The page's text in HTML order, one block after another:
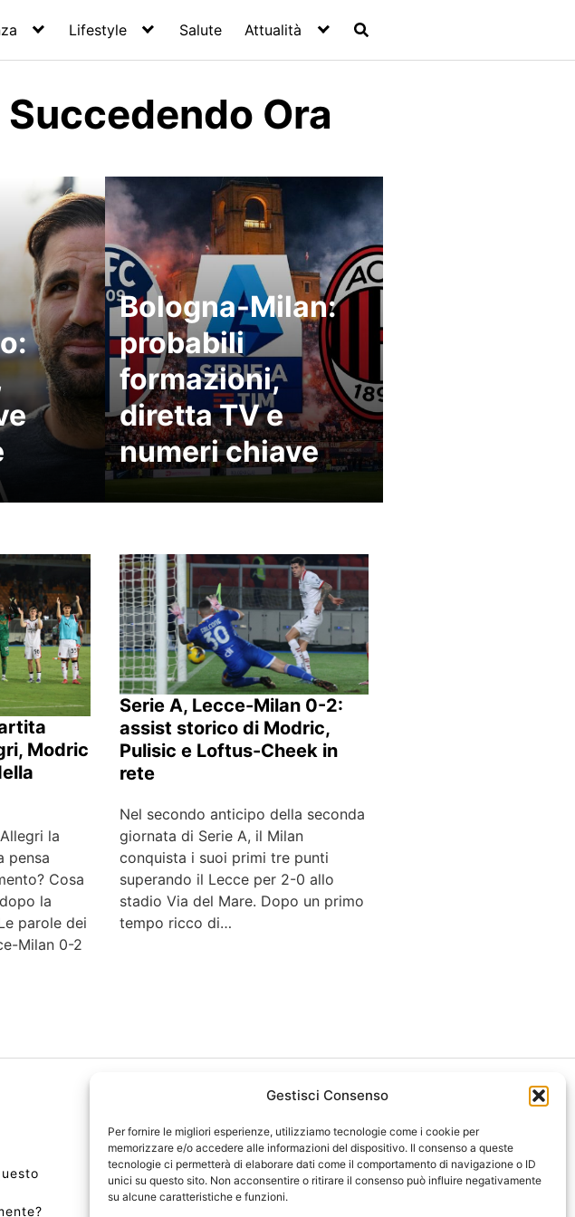
Gestisci Consenso
Per fornire le migliori esperienze, utilizziamo tecnologie come i cookie per
memorizzare e/o accedere alle informazioni del dispositivo. Il consenso a queste
tecnologie ci permetterà di elaborare dati come il comportamento di navigazione o ID
unici su questo sito. Non acconsentire o ritirare il consenso può influire negativamente
su alcune caratteristiche e funzioni.
Lifestyle Salute Attualità
Ora
Bologna-Milan:
probabili
formazioni,
diretta TV e
numeri chiave
Modric
la
pensa
Cosa
la
parole dei
Milan 0-2
Serie A, Lecce-Milan 0-2:
assist storico di Modric,
Pulisic e Loftus-Cheek in
rete
Nel secondo anticipo della seconda
giornata di Serie A, il Milan
conquista i suoi primi tre punti
superando il Lecce per 2-0 allo
stadio Via del Mare. Dopo un primo
tempo ricco di…
Copyright 2026 NotiziePlus.com
Edizioni Web4Star